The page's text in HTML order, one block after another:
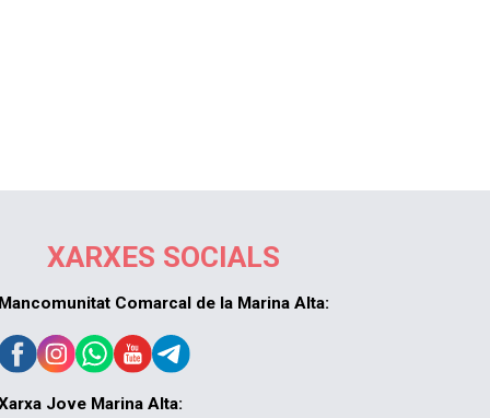
XARXES SOCIALS
Mancomunitat Comarcal de la Marina Alta:
Jove Marina Alta: